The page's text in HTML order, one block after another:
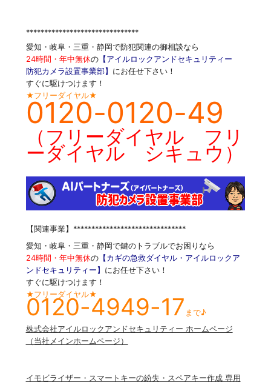
*******************************
愛知・岐阜・三重・静岡で防犯関連の御相談なら
24時間・年中無休の【アイルロックアンドセキュリティー
防犯カメラ設置事業部】 にお任せ下さい！
すぐに駆けつけます！
★フリーダイヤル★
0120-0120-49
（フリーダイヤル フリ
ーダイヤル シキュウ）
【関連事業】*******************************
愛知・岐阜・三重・静岡で鍵のトラブルでお困りなら
24時間・年中無休の【カギの急救ダイヤル・アイルロックア
ンドセキュリティー】 にお任せ下さい！
すぐに駆けつけます！
★フリーダイヤル★
0120-4949-17 まで♪
株式会社アイルロックアンドセキュリティー ホームページ
（当社メインホームページ）
イモビライザー・スマートキーの紛失・スペアキー作成 専用